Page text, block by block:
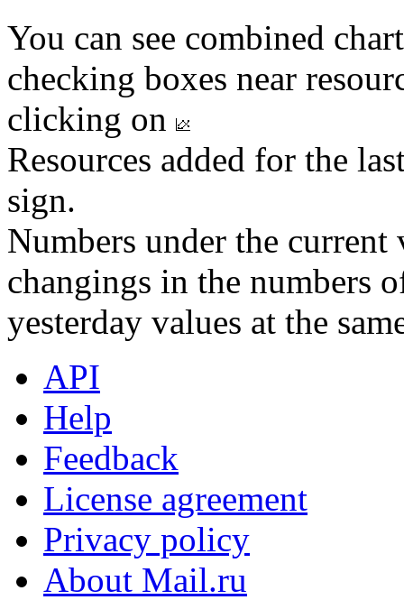
You can see combined
checking boxes near
clicking on
Resources added for the
sign.
Numbers under the
changings in the numbers
yesterday values at the
API
Help
Feedback
License agreement
Privacy policy
About Mail.ru